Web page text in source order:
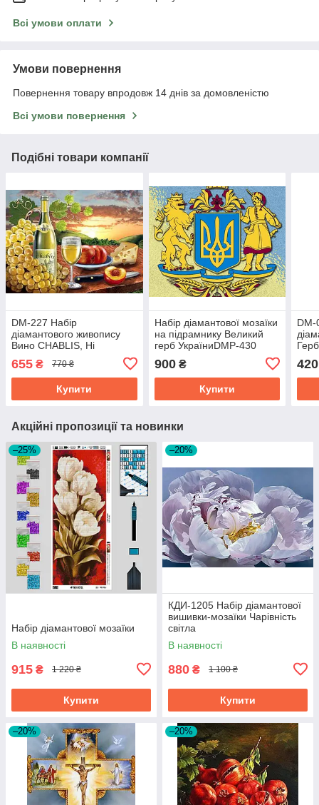
Всі умови оплати
Умови повернення
Повернення товару впродовж 14 днів за домовленістю
Всі умови повернення
Подібні товари компанії
DM-227 Набір
діамантового живопису
Вино CHABLIS, Ні
655 ₴ 770 ₴
Купити
Набір діамантової мозаїки
на підрамнику Великий
герб УкраїниDMP-430
900₴
Купити
DM-
420
Акційні пропозиції та новинки
–25%
Набір діамантової мозаїки
В наявності
915 ₴ 1 220 ₴
Купити
–20%
КДИ-1205 Набір діамантової
вишивки-мозаїки Чарівність
світла
В наявності
880 ₴ 1 100 ₴
Купити
–20% –20%